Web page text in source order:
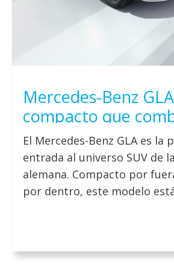
Mercedes-Benz
compacto que
elegancia y
2026
El Mercedes-Benz GLA es la
entrada al universo SUV de
alemana. Compacto por
por dentro, este modelo
para quienes buscan una
conducción elevada,
un diseño moderno con
Es un vehículo pensado